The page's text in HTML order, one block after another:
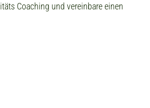
Coaching und vereinbare einen